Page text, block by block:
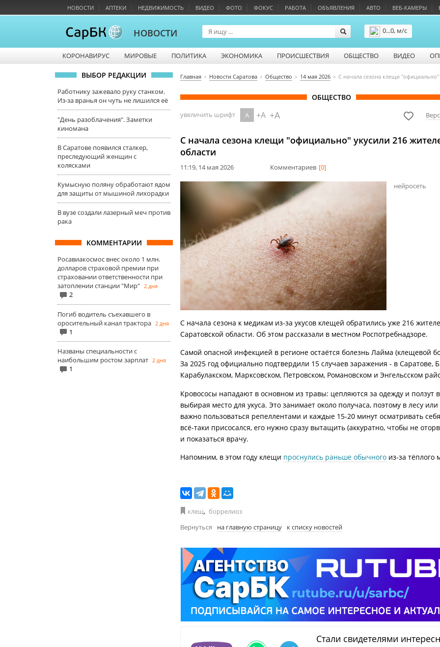
НОВОСТИ АПТЕКИ НЕДВИЖИМОСТЬ ВИДЕО ФОТО ФОКУС РАБОТА ОБЪЯВЛЕНИЯ АВТО ВЕБ-КАМЕРЫ
НОВОСТИ
0...0, м/с
КОРОНАВИРУС
МИРОВЫЕ ПОЛИТИКА ЭКОНОМИКА ПРОИСШЕСТВИЯ ОБЩЕСТВО ВИДЕО
ВЫБОР РЕДАКЦИИ
Работнику зажевало руку станком.
Из-за вранья он чуть не лишился её
"День разоблачения". Заметки
киномана
В Саратове появился сталкер,
преследующий женщин с
колясками
Кумысную поляну обработают ядом
для защиты от мышиной лихорадки
В вузе создали лазерный меч против
рака
КОММЕНТАРИИ
Росавиакосмос внес около 1 млн.
долларов страховой премии при
страховании ответственности при
затоплении станции "Мир" 2 дня
2
Погиб водитель съехавшего в
оросительный канал трактора 2 дня
1
Названы специальности с
наибольшим ростом зарплат 2 дня
1
Главная Новости Саратова Общество 14 мая 2026 С начала сезона клещи "официально"
ОБЩЕСТВО
увеличить шрифт A +A +A
С начала сезона клещи "официально" укусили 216
области
11:19, 14 мая 2026 Комментариев [0]
нейросеть
С начала сезона к медикам из-за укусов клещей обратились уже 216
Саратовской области. Об этом рассказали в местном Роспотребнадзоре.
Самой опасной инфекцией в регионе остаётся болезнь Лайма (клещевой
За 2025 год официально подтвердили 15 случаев заражения - в Саратове,
Карабулакском, Марксовском, Петровском, Романовском и Энгельсском
Кровососы нападают в основном из травы: цепляются за одежду и ползут
выбирая место для укуса. Это занимает около получаса, поэтому в лесу
важно пользоваться репеллентами и каждые 15-20 минут осматривать
всё-таки присосался, его нужно сразу вытащить (аккуратно, чтобы не
и показаться врачу.
Напомним, в этом году клещи проснулись раньше обычного из-за тёплого
клещ, боррелиоз
Вернуться
на главную страницу к списку новостей
Стали свидетелями